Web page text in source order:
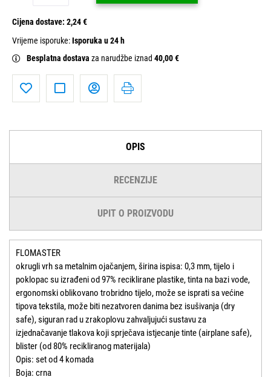
Cijena dostave: 2,24 €
Vrijeme isporuke:Isporuka u 24 h
Besplatna dostava za narudžbe iznad 40,00 €
OPIS
RECENZIJE
UPIT O PROIZVODU
FLOMASTER
okrugli vrh sa metalnim ojačanjem, širina ispisa: 0,3 mm, tijelo i
poklopac su izrađeni od 97% reciklirane plastike, tinta na bazi vode,
ergonomski oblikovano trobridno tijelo, može se isprati sa većine
tipova tekstila, može biti nezatvoren danima bez isušivanja (dry
safe), siguran rad u zrakoplovu zahvaljujući sustavu za
izjednačavanje tlakova koji sprječava istjecanje tinte (airplane safe),
blister (od 80% recikliranog materijala)
Opis: set od 4 komada
Boja: crna